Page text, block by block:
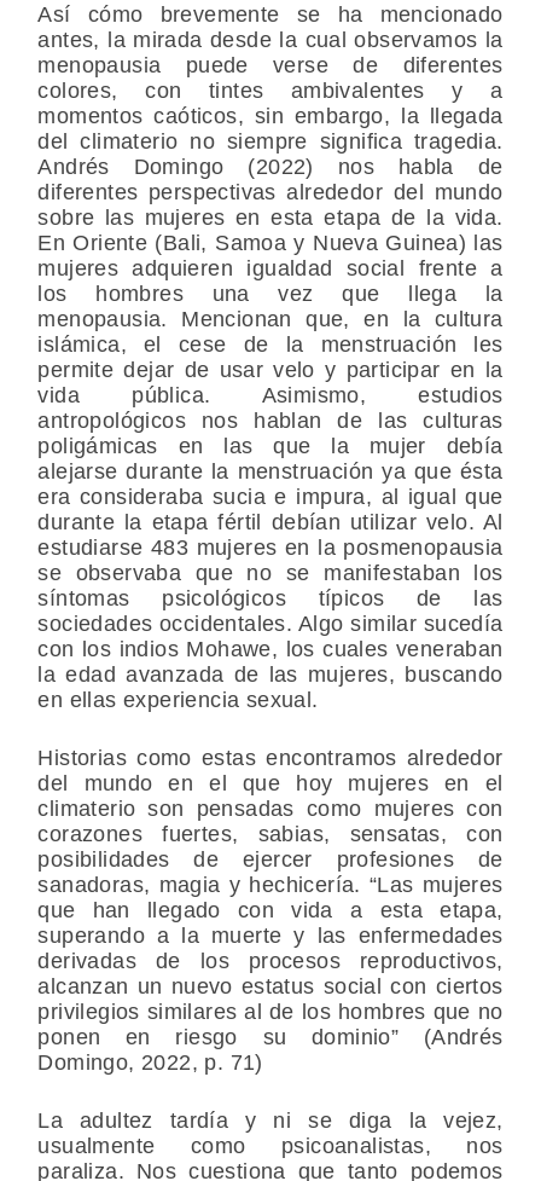
Así cómo brevemente se ha mencionado
antes, la mirada desde la cual observamos la
menopausia puede verse de diferentes
colores, con tintes ambivalentes y a
momentos caóticos, sin embargo, la llegada
del climaterio no siempre significa tragedia.
Andrés Domingo (2022) nos habla de
diferentes perspectivas alrededor del mundo
sobre las mujeres en esta etapa de la vida.
En Oriente (Bali, Samoa y Nueva Guinea) las
mujeres adquieren igualdad social frente a
los hombres una vez que llega la
menopausia. Mencionan que, en la cultura
islámica, el cese de la menstruación les
permite dejar de usar velo y participar en la
vida pública. Asimismo, estudios
antropológicos nos hablan de las culturas
poligámicas en las que la mujer debía
alejarse durante la menstruación ya que ésta
era consideraba sucia e impura, al igual que
durante la etapa fértil debían utilizar velo. Al
estudiarse 483 mujeres en la posmenopausia
se observaba que no se manifestaban los
síntomas psicológicos típicos de las
sociedades occidentales. Algo similar sucedía
con los indios Mohawe, los cuales veneraban
la edad avanzada de las mujeres, buscando
en ellas experiencia sexual.
Historias como estas encontramos alrededor
del mundo en el que hoy mujeres en el
climaterio son pensadas como mujeres con
corazones fuertes, sabias, sensatas, con
posibilidades de ejercer profesiones de
sanadoras, magia y hechicería. “Las mujeres
que han llegado con vida a esta etapa,
superando a la muerte y las enfermedades
derivadas de los procesos reproductivos,
alcanzan un nuevo estatus social con ciertos
privilegios similares al de los hombres que no
ponen en riesgo su dominio” (Andrés
Domingo, 2022, p. 71)
La adultez tardía y ni se diga la vejez,
usualmente como psicoanalistas, nos
paraliza. Nos cuestiona que tanto podemos